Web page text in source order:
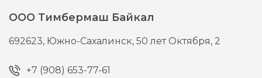
ООО Тимбермаш Байкал
692623, Южно-Сахалинск,50 лет Октября, 2
+7 (908) 653-77-61